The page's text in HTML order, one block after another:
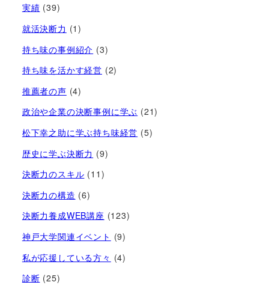
実績 (39)
就活決断力 (1)
持ち味の事例紹介 (3)
持ち味を活かす経営​ (2)
推薦者の声 (4)
政治や企業の決断事例に学ぶ (21)
松下幸之助に学ぶ持ち味経営 (5)
歴史に学ぶ決断力 (9)
決断力のスキル (11)
決断力の構造 (6)
決断力養成WEB講座 (123)
神戸大学関連イベント (9)
私が応援している方々 (4)
診断 (25)